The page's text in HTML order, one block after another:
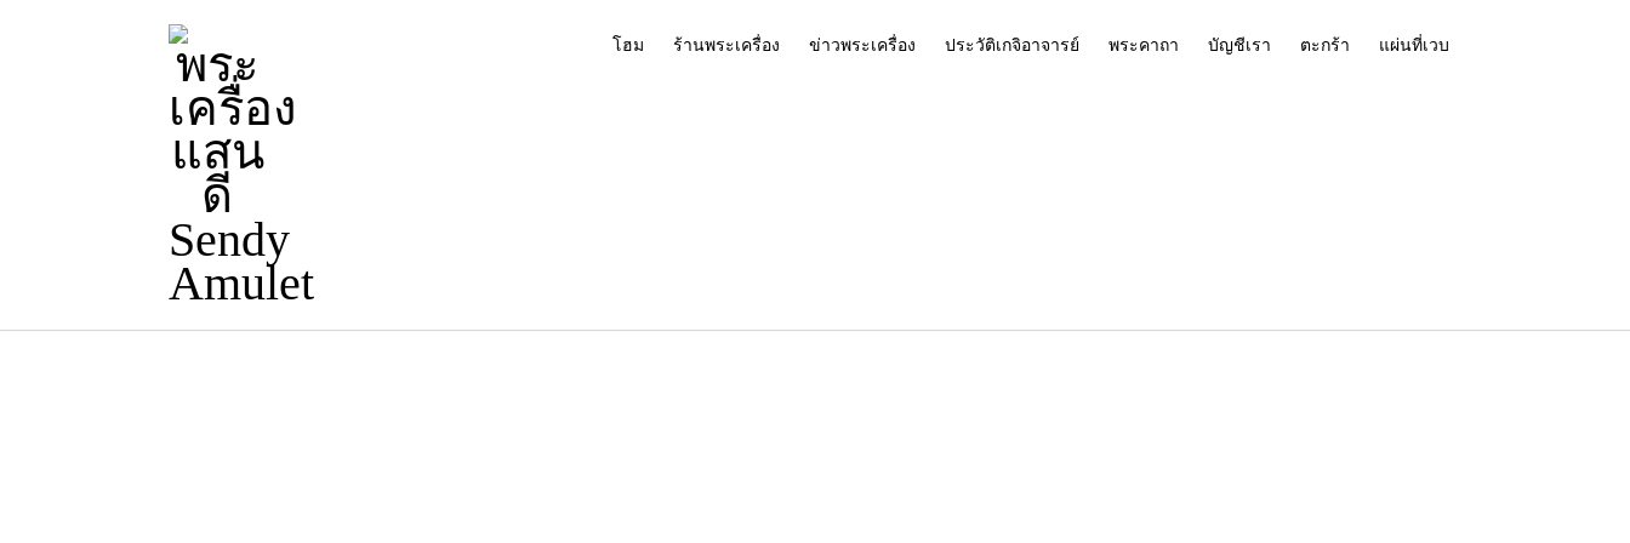
โฮม ร้านพระเครื่อง ข่าวพระเครื่อง ประวัติเกจิอาจารย์ พระคาถา บัญชีเรา ตะกร้า แผ่นที่เวบ